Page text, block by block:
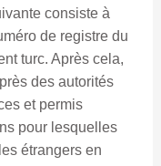
consiste à
de registre du
turc. Après cela,
des autorités
et permis
pour lesquelles
étrangers en